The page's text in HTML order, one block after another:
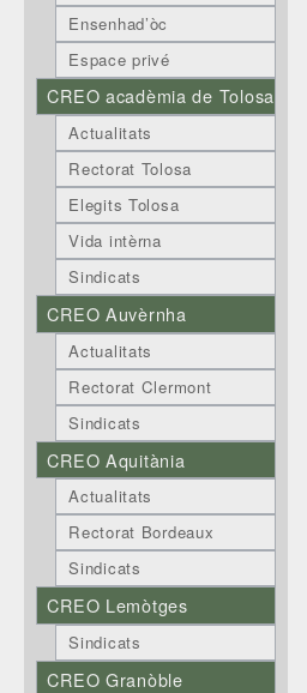
Ensenhad’òc
Espace privé
CREO acadèmia de Tolosa
Actualitats
Rectorat Tolosa
Elegits Tolosa
Vida intèrna
Sindicats
CREO Auvèrnha
Actualitats
Rectorat Clermont
Sindicats
CREO Aquitània
Actualitats
Rectorat Bordeaux
Sindicats
CREO Lemòtges
Sindicats
CREO Granòble